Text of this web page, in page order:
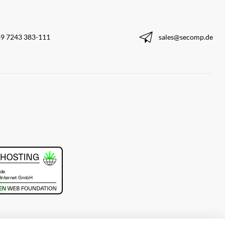
7243 383-111 sales@secomp.de